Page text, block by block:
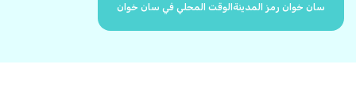
سان خوان رمز المدينةالوقت المحلي في سان خوان